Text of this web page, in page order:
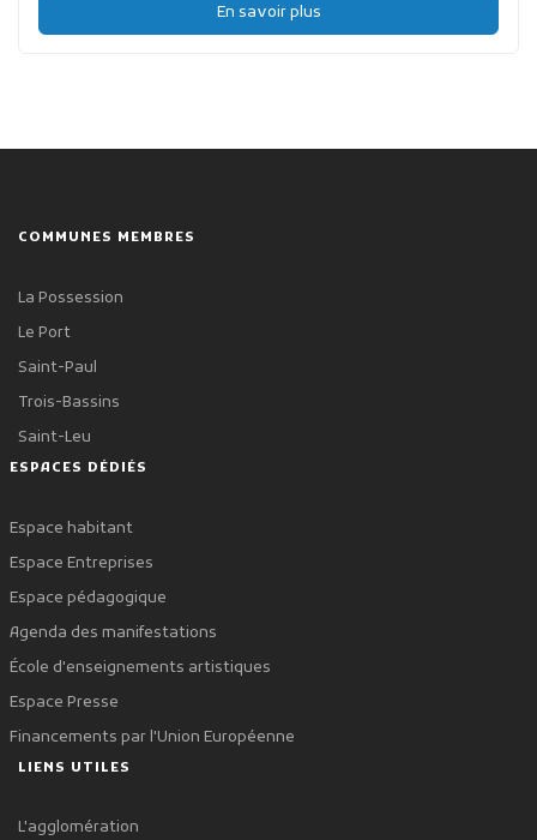
En savoir plus
COMMUNES MEMBRES
La Possession
Le Port
Saint-Paul
Trois-Bassins
Saint-Leu
ESPACES DÉDIÉS
Espace habitant
Espace Entreprises
Espace pédagogique
Agenda des manifestations
École d'enseignements artistiques
Espace Presse
Financements par l'Union Européenne
LIENS UTILES
L'agglomération